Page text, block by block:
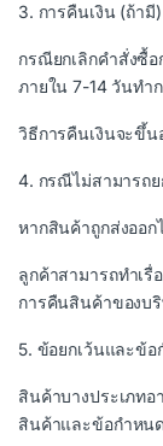
3. การคืนเงิน (ถ้ามี)
กรณียกเลิกคำสั่งซื้
ภายใน 7-14 วันทำ
วิธีการคืนเงินจะขึ้น
4. กรณีไม่สามารถย
หากสินค้าถูกส่งออ
ลูกค้าสามารถทำเ
การคืนสินค้าของบ
5. ข้อยกเว้นและข้อ
สินค้าบางประเภท
สินค้าและข้อกำหน